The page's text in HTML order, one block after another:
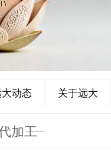
动态 关于远大
加工